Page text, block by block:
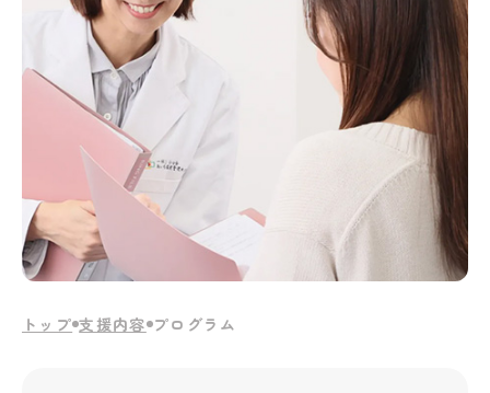
トップ 支援内容 プログラム